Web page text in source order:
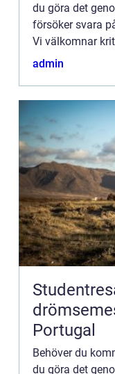
du göra det
försöker svara
Vi välkomnar
kommentarer
admin
Portugal
Behöver du
du göra det